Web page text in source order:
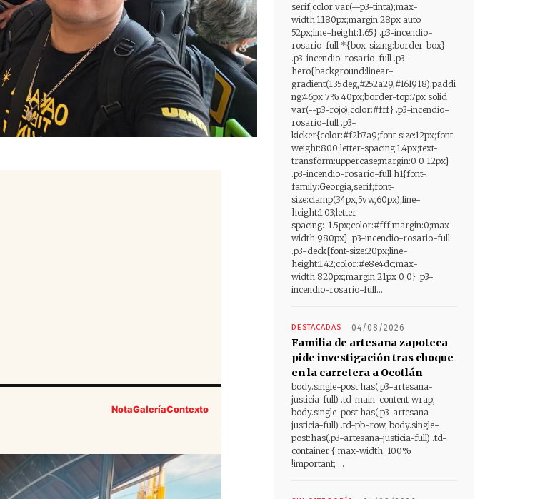
NotaGaleríaContexto
serif;color:var(--p3-tinta);max-
width:1180px;margin:28px auto
52px;line-height:1.65} .p3-incendio-
rosario-full *{box-sizing:border-box}
.p3-incendio-rosario-full .p3-
hero{background:linear-
gradient(135deg,#252a29,#161918);paddi
ng:46px 7% 40px;border-top:7px solid
var(--p3-rojo);color:#fff} .p3-incendio-
rosario-full .p3-
kicker{color:#f2b7a9;font-size:12px;font-
weight:800;letter-spacing:1.4px;text-
transform:uppercase;margin:0 0 12px}
.p3-incendio-rosario-full h1{font-
family:Georgia,serif;font-
size:clamp(34px,5vw,60px);line-
height:1.03;letter-
spacing:-1.5px;color:#fff;margin:0;max-
width:980px} .p3-incendio-rosario-full
.p3-deck{font-size:20px;line-
height:1.42;color:#e8e4dc;max-
width:820px;margin:21px 0 0} .p3-
incendio-rosario-full...
DESTACADAS 04/08/2026
Familia de artesana zapoteca
pide investigación tras choque
en la carretera a Ocotlán
body.single-post:has(.p3-artesana-
justicia-full) .td-main-content-wrap,
body.single-post:has(.p3-artesana-
justicia-full) .td-pb-row, body.single-
post:has(.p3-artesana-justicia-full) .td-
container { max-width: 100%
!important; ...